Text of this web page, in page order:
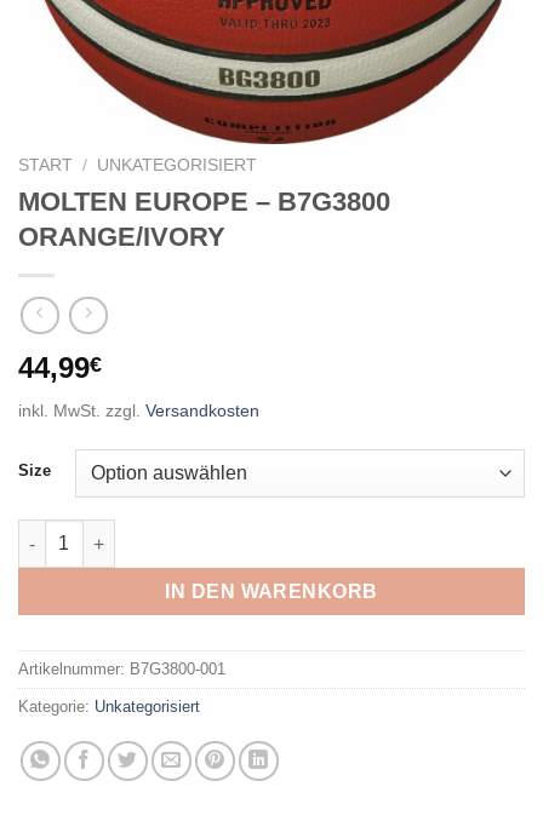
START / UNKATEGORISIERT
MOLTEN EUROPE – B7G3800
ORANGE/IVORY
44,99€
inkl. MwSt. zzgl. Versandkosten
Size
MOLTEN EUROPE - B7G3800 ORANGE/IVORY Menge
IN DEN WARENKORB
Artikelnummer: B7G3800-001
Kategorie: Unkategorisiert